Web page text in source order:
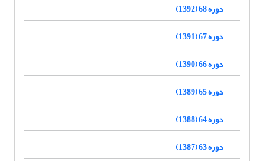
دوره 68 (1392)
دوره 67 (1391)
دوره 66 (1390)
دوره 65 (1389)
دوره 64 (1388)
دوره 63 (1387)